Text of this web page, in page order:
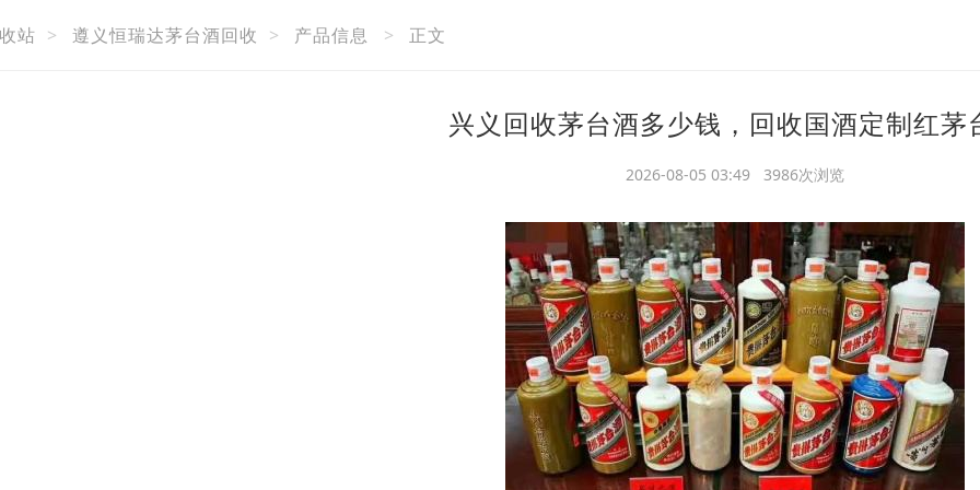
站 > 遵义恒瑞达茅台酒回收 > 产品信息 > 正文
兴义回收茅台酒多少钱，回收国酒定制红茅
2026-08-05 03:49 3986次浏览